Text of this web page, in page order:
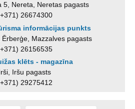
5, Nereta, Neretas pagasts
26674300
informācijas punkts
Ērberģe, Mazzalves pagasts
26156535
klēts - magazīna
Iršu pagasts
29275412